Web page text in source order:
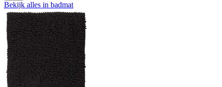
Bekijk alles in badmat